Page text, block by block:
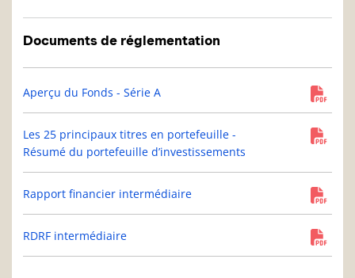
Documents de réglementation
Aperçu du Fonds - Série A
Les 25 principaux titres en portefeuille -
Résumé du portefeuille d’investissements
Rapport financier intermédiaire
RDRF intermédiaire